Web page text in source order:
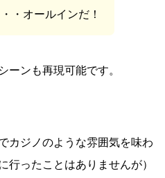
・オールインだ！
ーンも再現可能です。
カジノのような雰囲気を味わ
行ったことはありませんが）